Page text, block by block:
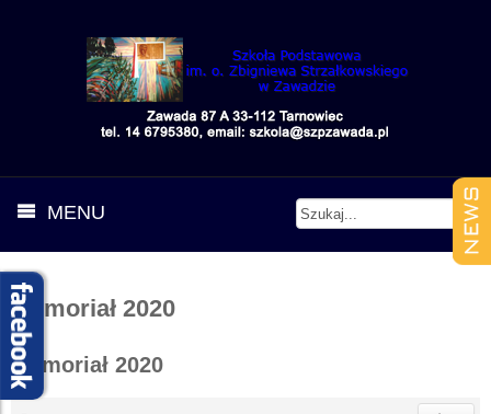
MENU
Memoriał 2020
Memoriał 2020